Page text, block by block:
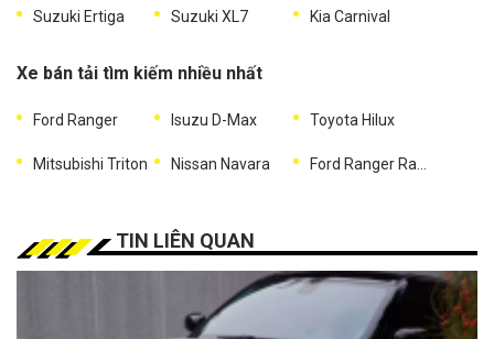
Suzuki Ertiga Suzuki XL7 Kia Carnival
Xe bán tải tìm kiếm nhiều nhất
Ford Ranger Isuzu D-Max Toyota Hilux
Mitsubishi Triton Nissan Navara
TIN LIÊN QUAN